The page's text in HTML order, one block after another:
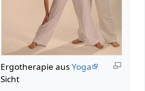
Ergotherapie ausYoga
Sicht